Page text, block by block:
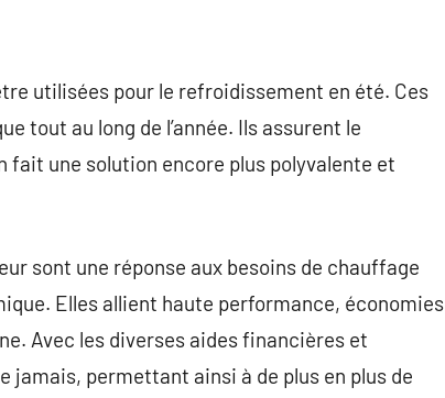
utilisées pour le refroidissement en été. Ces
tout au long de l’année. Ils assurent le
une solution encore plus polyvalente et
sont une réponse aux besoins de chauffage
Elles allient haute performance, économies
Avec les diverses aides financières et
jamais, permettant ainsi à de plus en plus de